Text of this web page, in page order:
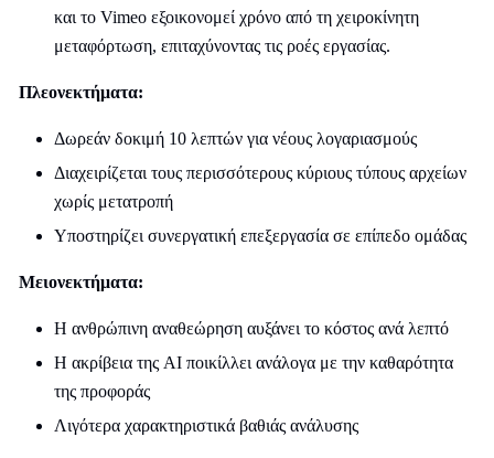
και το Vimeo εξοικονομεί χρόνο από τη χειροκίνητη
μεταφόρτωση, επιταχύνοντας τις ροές εργασίας.
Πλεονεκτήματα:
Δωρεάν δοκιμή 10 λεπτών για νέους λογαριασμούς
Διαχειρίζεται τους περισσότερους κύριους τύπους αρχείων
χωρίς μετατροπή
Υποστηρίζει συνεργατική επεξεργασία σε επίπεδο ομάδας
Μειονεκτήματα:
Η ανθρώπινη αναθεώρηση αυξάνει το κόστος ανά λεπτό
Η ακρίβεια της AI ποικίλλει ανάλογα με την καθαρότητα
της προφοράς
Λιγότερα χαρακτηριστικά βαθιάς ανάλυσης